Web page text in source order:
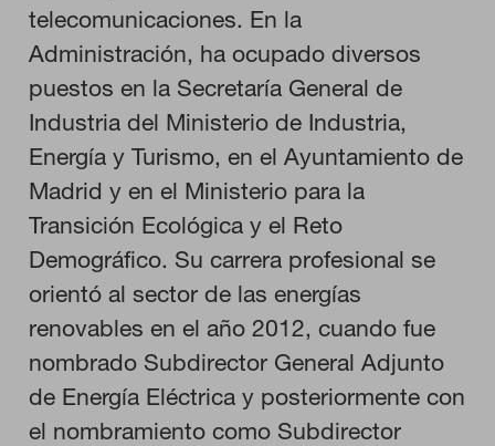
telecomunicaciones. En la
Administración, ha ocupado diversos
puestos en la Secretaría General de
Industria del Ministerio de Industria,
Energía y Turismo, en el Ayuntamiento de
Madrid y en el Ministerio para la
Transición Ecológica y el Reto
Demográfico. Su carrera profesional se
orientó al sector de las energías
renovables en el año 2012, cuando fue
nombrado Subdirector General Adjunto
de Energía Eléctrica y posteriormente con
el nombramiento como Subdirector
HABILITAR TODO
Cookies necesarias
Estas cookies son necesarias para que el sitio web funcione y
no se pueden desactivar en nuestros sistemas. Puede
configurar su navegador para bloquear o alertar sobre estas
cookies, pero alguna áreas del sitio no funcionarán. Estas
cookies no almacenan ninguna información de identificación
personal.
Cookies de rendimiento
Estas cookies nos permiten contar las visitas y fuentes de
mejorarlo. Nos ayudan a saber qué páginas son las más o
Toda la información que recogen estas cookies es agregada y,
por lo tanto, es anónima.